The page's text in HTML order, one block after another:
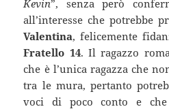
Kevin”, senza però
all’interesse che potrebbe
Valentina, felicemente
Fratello 14. Il ragazzo
che è l’unica ragazza che
tra le mura, pertanto
voci di poco conto e che